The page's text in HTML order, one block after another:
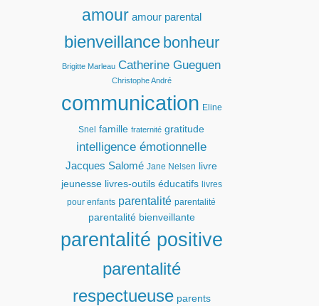
amour amour parental
bienveillance bonheur
Brigitte Marleau Catherine Gueguen
Christophe André
communication Eline
Snel famille fraternité gratitude
intelligence émotionnelle
Jacques Salomé Jane Nelsen
livre
jeunesse livres-outils éducatifs livres
pour enfants parentalité parentalité
parentalité bienveillante
parentalité positive
parentalité
respectueuse parents